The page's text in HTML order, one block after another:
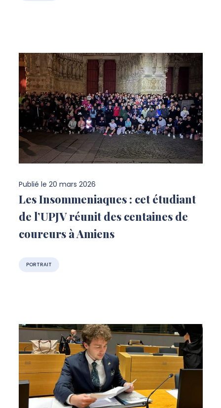
Publié le 20 mars 2026
Les Insommeniaques : cet étudiant
de l’UPJV réunit des centaines de
coureurs à Amiens
PORTRAIT